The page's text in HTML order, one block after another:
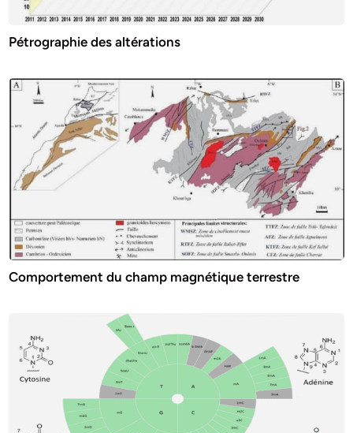
Pétrographie des altérations
Comportement du champ magnétique terrestre